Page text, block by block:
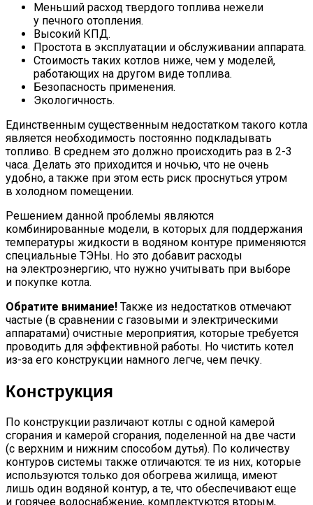
Меньший расход твердого топлива нежели
у печного отопления.
Высокий КПД.
Простота в эксплуатации и обслуживании аппарата.
Стоимость таких котлов ниже, чем у моделей,
работающих на другом виде топлива.
Безопасность применения.
Экологичность.
Единственным существенным недостатком такого котла
является необходимость постоянно подкладывать
топливо. В среднем это должно происходить раз в 2-3
часа. Делать это приходится и ночью, что не очень
удобно, а также при этом есть риск проснуться утром
в холодном помещении.
Решением данной проблемы являются
комбинированные модели, в которых для поддержания
температуры жидкости в водяном контуре применяются
специальные ТЭНы. Но это добавит расходы
на электроэнергию, что нужно учитывать при выборе
и покупке котла.
Обратите внимание! Также из недостатков отмечают
частые (в сравнении с газовыми и электрическими
аппаратами) очистные мероприятия, которые требуется
проводить для эффективной работы. Но чистить котел
из-за его конструкции намного легче, чем печку.
Конструкция
По конструкции различают котлы с одной камерой
сгорания и камерой сгорания, поделенной на две части
(с верхним и нижним способом дутья). По количеству
контуров системы также отличаются: те из них, которые
используются только доя обогрева жилища, имеют
лишь один водяной контур, а те, что обеспечивают еще
и горячее водоснабжение, комплектуются вторым,